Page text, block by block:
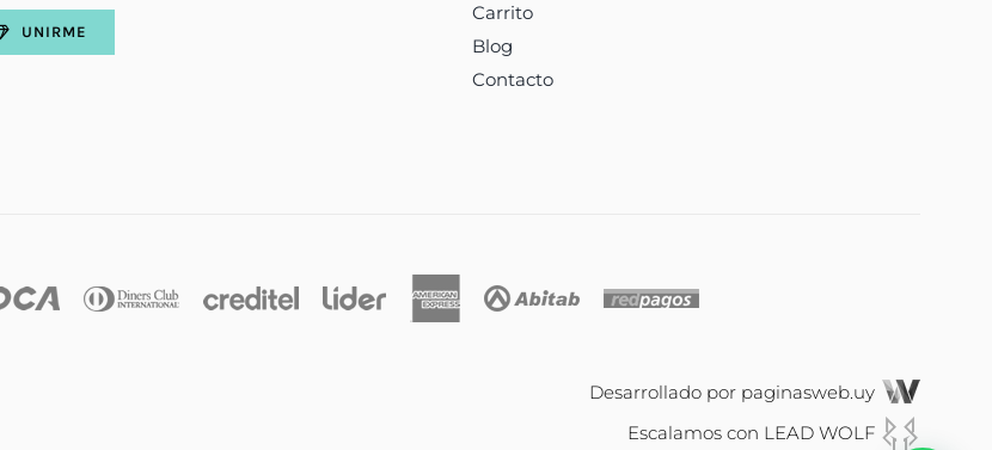
UNIRME
Carrito
Blog
Contacto
Desarrollado por paginasweb.uy
Escalamos con LEAD WOLF